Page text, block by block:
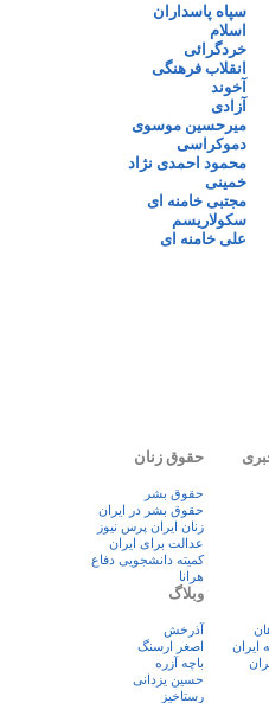
سپاه پاسداران
اسلام
خردگرائی
انقلاب فرهنگی
آخوند
آزادی
میرحسین موسوی
دموکراسی
محمود احمدی نژاد
خمینی
مجتبی خامنه ای
سکولاریسم
علی خامنه ای
حقوق زنان
حقوق بشر
حقوق بشر در ایران
زنان ايران پرس نيوز
عدالت برای ایران
کمیته دانشجویی دفاع
هرانا
وبلاگ
آذرخش
اصغر ارسنگ
باچه آزره
حسین یزدانی
رستاخیز